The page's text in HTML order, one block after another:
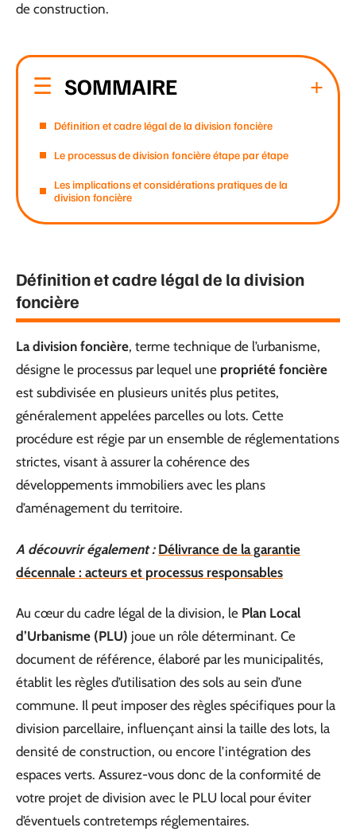
de construction.
SOMMAIRE
Définition et cadre légal de la division foncière
Le processus de division foncière étape par étape
Les implications et considérations pratiques de la
division foncière
Définition et cadre légal de la division
foncière
La division foncière, terme technique de l’urbanisme,
désigne le processus par lequel une propriété foncière
est subdivisée en plusieurs unités plus petites,
généralement appelées parcelles ou lots. Cette
procédure est régie par un ensemble de réglementations
strictes, visant à assurer la cohérence des
développements immobiliers avec les plans
d’aménagement du territoire.
A découvrir également : Délivrance de la garantie
décennale : acteurs et processus responsables
Au cœur du cadre légal de la division, le Plan Local
d’Urbanisme (PLU) joue un rôle déterminant. Ce
document de référence, élaboré par les municipalités,
établit les règles d’utilisation des sols au sein d’une
commune. Il peut imposer des règles spécifiques pour la
division parcellaire, influençant ainsi la taille des lots, la
densité de construction, ou encore l’intégration des
espaces verts. Assurez-vous donc de la conformité de
votre projet de division avec le PLU local pour éviter
d’éventuels contretemps réglementaires.